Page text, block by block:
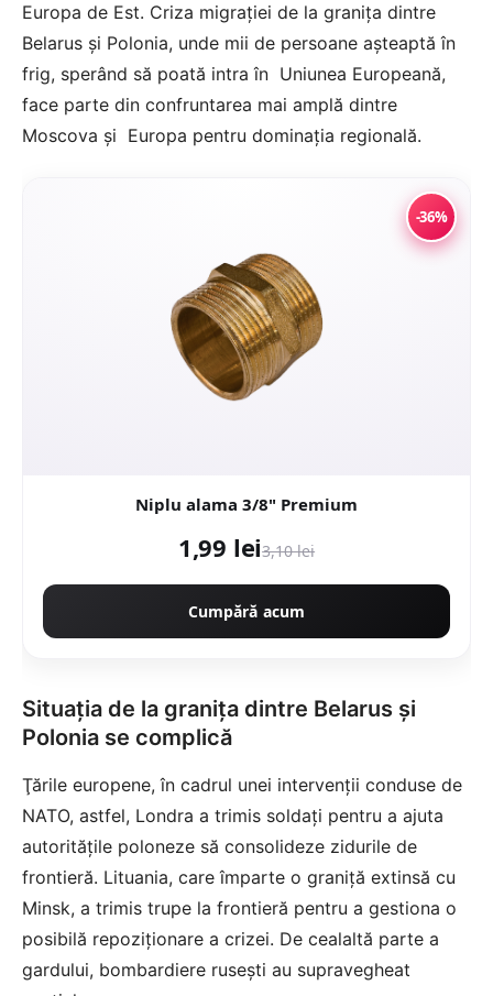
Europa de Est. Criza migrației de la granița dintre
Belarus și Polonia, unde mii de persoane așteaptă în
frig, sperând să poată intra în Uniunea Europeană,
face parte din confruntarea mai amplă dintre
Moscova și Europa pentru dominația regională.
-36%
Niplu alama 3/8" Premium
1,99 lei3,10 lei
Cumpără acum
Situația de la granița dintre Belarus și
Polonia se complică
Ţările europene, în cadrul unei intervenții conduse de
NATO, astfel, Londra a trimis soldați pentru a ajuta
autoritățile poloneze să consolideze zidurile de
frontieră. Lituania, care împarte o graniță extinsă cu
Minsk, a trimis trupe la frontieră pentru a gestiona o
posibilă repoziționare a crizei. De cealaltă parte a
gardului, bombardiere rusești au supravegheat